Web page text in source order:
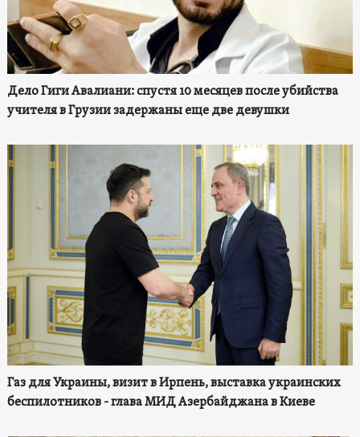
Дело Гиги Авалиани: спустя 10 месяцев после убийства
учителя в Грузии задержаны еще две девушки
Газ для Украины, визит в Ирпень, выставка украинских
беспилотников - глава МИД Азербайджана в Киеве